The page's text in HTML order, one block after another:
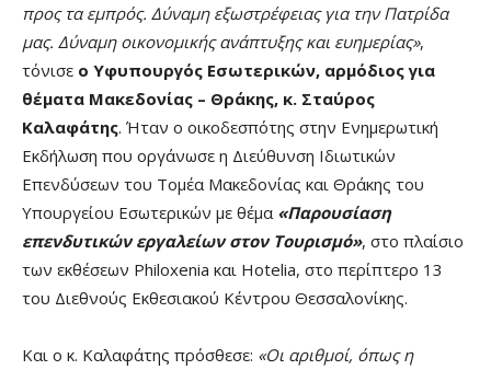
προς τα εμπρός. Δύναμη εξωστρέφειας για την Πατρίδα
μας. Δύναμη οικονομικής ανάπτυξης και ευημερίας»,
τόνισε ο Υφυπουργός Εσωτερικών, αρμόδιος για
θέματα Μακεδονίας – Θράκης, κ. Σταύρος
Καλαφάτης. Ήταν ο οικοδεσπότης στην Ενημερωτική
Εκδήλωση που οργάνωσε η Διεύθυνση Ιδιωτικών
Επενδύσεων του Τομέα Μακεδονίας και Θράκης του
Υπουργείου Εσωτερικών με θέμα «Παρουσίαση
επενδυτικών εργαλείων στον Τουρισμό», στο πλαίσιο
των εκθέσεων Philoxenia και Hotelia, στο περίπτερο 13
του Διεθνούς Εκθεσιακού Κέντρου Θεσσαλονίκης.
Και ο κ. Καλαφάτης πρόσθεσε: «Οι αριθμοί, όπως η